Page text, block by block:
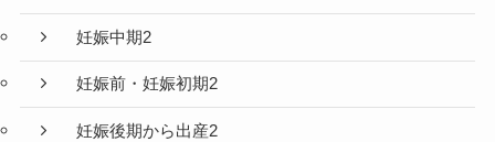
妊娠中期2
妊娠前・妊娠初期2
妊娠後期から出産2